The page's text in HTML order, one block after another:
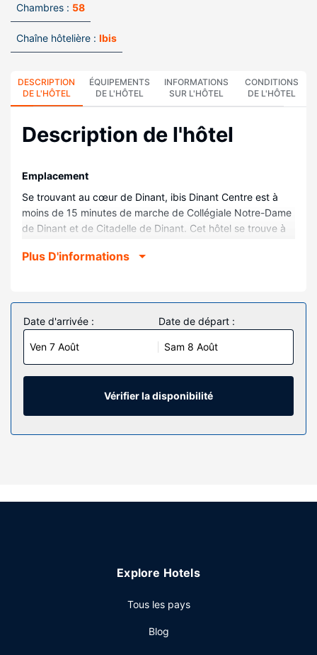
Chambres : 58
Chaîne hôtelière : Ibis
DESCRIPTION
DE L'HÔTEL
ÉQUIPEMENTS
DE L'HÔTEL
INFORMATIONS
SUR L'HÔTEL
CONDITIONS
DE L'HÔTEL
Description de l'hôtel
Emplacement
Se trouvant au cœur de Dinant, ibis Dinant Centre est à
moins de 15 minutes de marche de Collégiale Notre-Dame
de Dinant et de Citadelle de Dinant. Cet hôtel se trouve à
Merveilleuse.
Les 58 chambres de l'hébergement vous invitent à la
détente. L'accès Wi-Fi à Internet gratuit vous permet de
rester en contact avec le reste du monde et votre
divertissement est assuré par des chaînes par câble. Les
salles de bain comprennent une douche et un sèche-
cheveux. Les équipements et services offerts par
l'hébergement comprennent un téléphone, mais aussi un
bureau et des rideaux occultants.
Les services sur place
l'accès Wi-Fi à Internet gratuit. Parmi les équipements et
Pour combler tous vos petits creux, ibis Dinant Centre
journée, vous trouverez sur place un bar / salon. Un petit
Plus D'informations
Date d'arrivée :
Ven 7 Août
Date de départ :
Sam 8 Août
Vérifier la disponibilité
Explore Hotels
Tous les pays
Blog